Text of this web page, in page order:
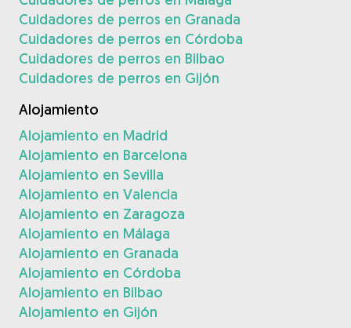
Cuidadores de perros en Granada
Cuidadores de perros en Córdoba
Cuidadores de perros en Bilbao
Cuidadores de perros en Gijón
Alojamiento
Alojamiento en Madrid
Alojamiento en Barcelona
Alojamiento en Sevilla
Alojamiento en Valencia
Alojamiento en Zaragoza
Alojamiento en Málaga
Alojamiento en Granada
Alojamiento en Córdoba
Alojamiento en Bilbao
Alojamiento en Gijón